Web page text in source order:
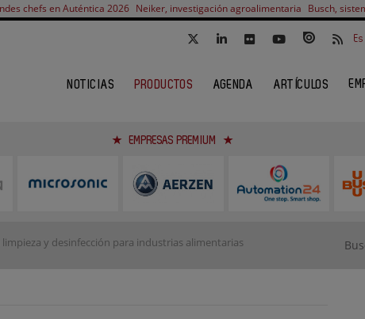
chefs en Auténtica 2026 Neiker, investigación agroalimentaria Busch,
NOTICIAS PRODUCTOS AGENDA ARTÍCULOS
EMPRESAS PREMIUM
limpieza y desinfección para industrias alimentarias